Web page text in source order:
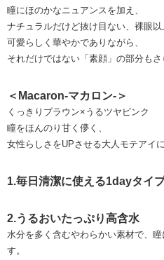
瞳にほのかなニュアンスを加え、
ナチュラルだけど抜け目ない、裸眼以
可愛らしく華やかでありながら、
それだけではない「素顔」の部分もさ
＜Macaron-マカロン-＞
くっきりブラウン×うるツヤピンク
瞳をほんのり甘く儚く、
女性らしさをUPさせる大人モテアイに
1.毎日清潔に使える1dayタイ
2.うるおいたっぷり高含水
水分を多く含むやわらかい素材で、
す。